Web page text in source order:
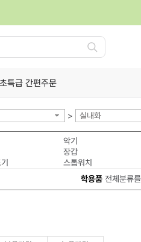
검
초특급 간편주문
> 실내화
악기
장갑
스톱워치
학용품전체분류